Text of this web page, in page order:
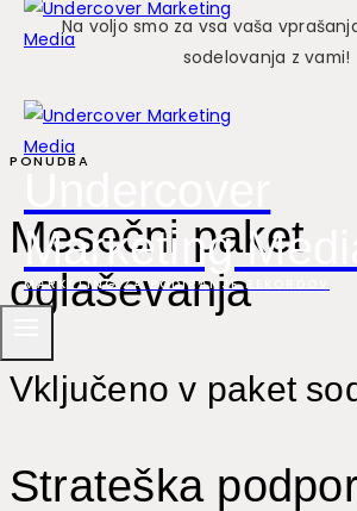
Marketing Media
MARKETING ZA PODIRANJE REKORDOV
Na voljo smo za vsa vaša
sodelovanja z vami!
PONUDBA
Mesečni paket
oglaševanja
Vključeno v paket
Strateška